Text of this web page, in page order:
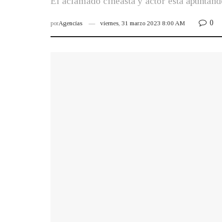
porAgencias viernes, 31 marzo 2023 8:00 AM 0